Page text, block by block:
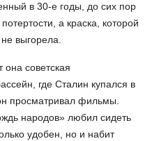
в 30-е годы, до сих пор
а краска, которой
выгорела.
она советская
где Сталин купался в
просматривал фильмы.
народов» любил сидеть
удобен, но и набит